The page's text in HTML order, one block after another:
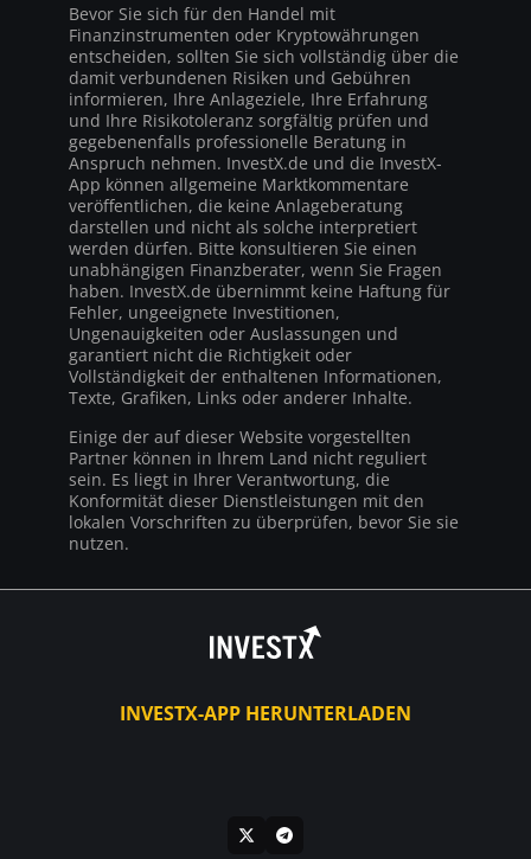
Bevor Sie sich für den Handel mit
Finanzinstrumenten oder Kryptowährungen
entscheiden, sollten Sie sich vollständig über die
damit verbundenen Risiken und Gebühren
informieren, Ihre Anlageziele, Ihre Erfahrung
und Ihre Risikotoleranz sorgfältig prüfen und
gegebenenfalls professionelle Beratung in
Anspruch nehmen. InvestX.de und die InvestX-
App können allgemeine Marktkommentare
veröffentlichen, die keine Anlageberatung
darstellen und nicht als solche interpretiert
werden dürfen. Bitte konsultieren Sie einen
unabhängigen Finanzberater, wenn Sie Fragen
haben. InvestX.de übernimmt keine Haftung für
Fehler, ungeeignete Investitionen,
Ungenauigkeiten oder Auslassungen und
garantiert nicht die Richtigkeit oder
Vollständigkeit der enthaltenen Informationen,
Texte, Grafiken, Links oder anderer Inhalte.
Einige der auf dieser Website vorgestellten
Partner können in Ihrem Land nicht reguliert
sein. Es liegt in Ihrer Verantwortung, die
Konformität dieser Dienstleistungen mit den
lokalen Vorschriften zu überprüfen, bevor Sie sie
nutzen.
INVESTX-APP HERUNTERLADEN